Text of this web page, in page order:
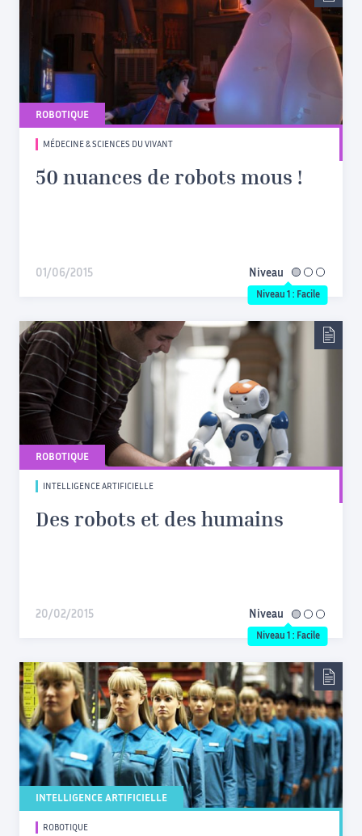
ROBOTIQUE
MÉDECINE & SCIENCES DU VIVANT
50 nuances de robots mous !
01/06/2015 Niveau facile
Niveau 1 : Facile
ROBOTIQUE
INTELLIGENCE ARTIFICIELLE
Des robots et des humains
20/02/2015 Niveau facile
Niveau 1 : Facile
INTELLIGENCE ARTIFICIELLE
ROBOTIQUE